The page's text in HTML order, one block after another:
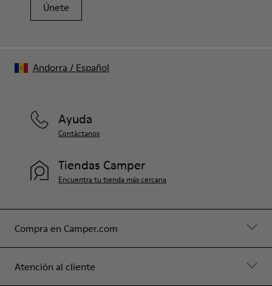
Únete
Compra en Camper.com
Atención al cliente
Ayuda
Contáctanos
Tiendas Camper
Encuentra tu tienda más cercana
Andorra / Español